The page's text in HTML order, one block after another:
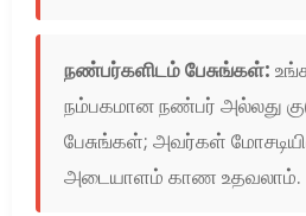
நண்பர்களிடம் பேசுங்கள்:
நம்பகமான நண்பர் அல்லது
பேசுங்கள்; அவர்கள்
அடையாளம் காண உதவலாம்.